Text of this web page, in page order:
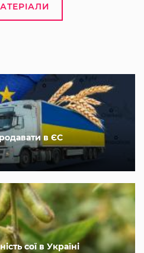
в ЄС
сої в Україні